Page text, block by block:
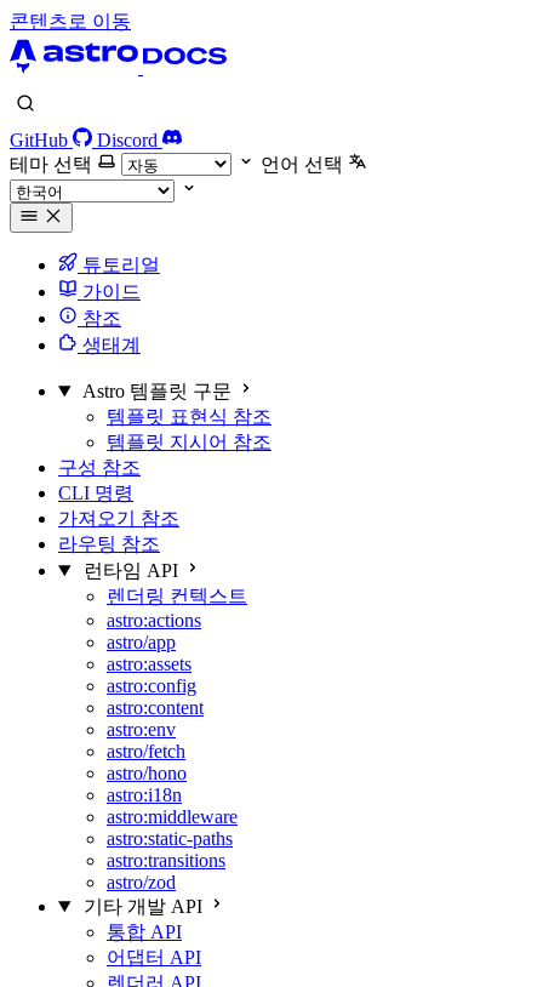
콘텐츠로 이동
GitHub
Discord
테마 선택
언어 선택
튜토리얼
가이드
참조
생태계
Astro 템플릿 구문
템플릿 표현식 참조
템플릿 지시어 참조
구성 참조
CLI 명령
가져오기 참조
라우팅 참조
런타임 API
렌더링 컨텍스트
astro:actions
astro/app
astro:assets
astro:config
astro:content
astro:env
astro/fetch
astro/hono
astro:i18n
astro:middleware
astro:static-paths
astro:transitions
astro/zod
기타 개발 API
통합 API
어댑터 API
렌더러 API